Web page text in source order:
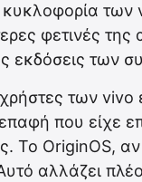
των
φετινές της
εκδόσεις των
των vivo
που είχε
Το OriginOS,
αλλάζει